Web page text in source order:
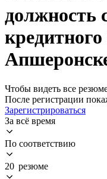
должность
Чтобы видеть все
После регистрации
Зарегистрироваться
За всё время
По соответствию
20 резюме